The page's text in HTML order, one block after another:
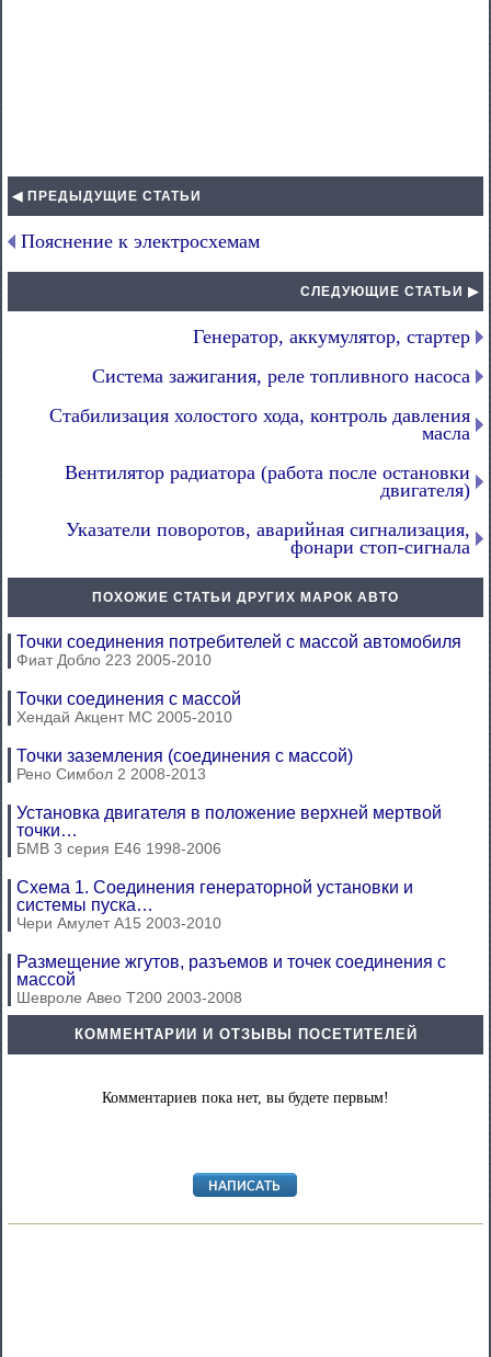
◀ ПРЕДЫДУЩИЕ СТАТЬИ
Пояснение к электросхемам
СЛЕДУЮЩИЕ СТАТЬИ ▶
Генератор, аккумулятор, стартер
Система зажигания, реле топливного насоса
Стабилизация холостого хода, контроль давления
масла
Вентилятор радиатора (работа после остановки
двигателя)
Указатели поворотов, аварийная сигнализация,
фонари стоп-сигнала
ПОХОЖИЕ СТАТЬИ ДРУГИХ МАРОК АВТО
Точки соединения потребителей с массой автомобиля
Фиат Добло 223 2005-2010
Точки соединения с массой
Хендай Акцент МС 2005-2010
Точки заземления (соединения с массой)
Рено Симбол 2 2008-2013
Установка двигателя в положение верхней мертвой
точки…
БМВ 3 серия Е46 1998-2006
Схема 1. Соединения генераторной установки и
системы пуска…
Чери Амулет А15 2003-2010
Размещение жгутов, разъемов и точек соединения с
массой
Шевроле Авео Т200 2003-2008
КОММЕНТАРИИ И ОТЗЫВЫ ПОСЕТИТЕЛЕЙ
Комментариев пока нет, вы будете первым!